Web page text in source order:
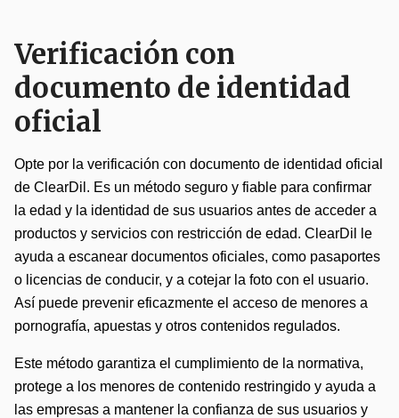
Verificación con
documento de identidad
oficial
Opte por la verificación con documento de identidad oficial
de ClearDil. Es un método seguro y fiable para confirmar
la edad y la identidad de sus usuarios antes de acceder a
productos y servicios con restricción de edad. ClearDil le
ayuda a escanear documentos oficiales, como pasaportes
o licencias de conducir, y a cotejar la foto con el usuario.
Así puede prevenir eficazmente el acceso de menores a
pornografía, apuestas y otros contenidos regulados.
Este método garantiza el cumplimiento de la normativa,
protege a los menores de contenido restringido y ayuda a
las empresas a mantener la confianza de sus usuarios y